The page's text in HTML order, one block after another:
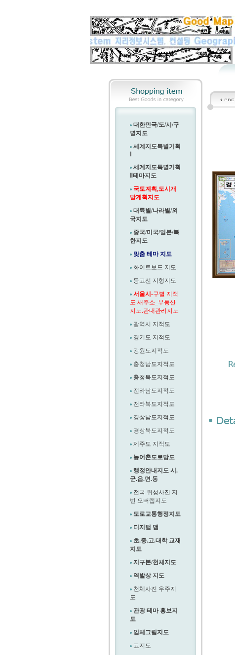
대한민국/도/시/구
별지도
세계지도특별기획
세계지도특별기획
테마지도
국토계획,도시개
발계획지도
대륙별/나라별/외
국지도
중국/미국/일본/북
한지도
맞춤 테마 지도
화이트보드 지도
등고선 지형지도
서울시 -구별 지적
도 새주소_부동산
지도.관내관리지도
광역시 지적도
경기도 지적도
강원도지적도
충청남도지적도
충청북도지적도
전라남도지적도
전라북도지적도
경상남도지적도
경상북도지적도
제주도 지적도
농어촌도로망도
행정안내지도 시.
군.읍.면.동
전국 위성사진 지
번 오버랩지도
도로교통행정지도
디지털 맵
초.중.고.대학 교재
지도
지구본/천체지도
역발상 지도
천체사진 우주지
도
관광 테마 홍보지
도
입체그림지도
고지도